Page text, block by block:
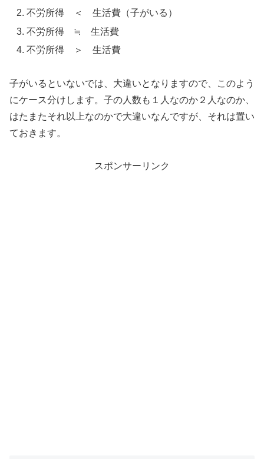
不労所得 ＜ 生活費（子がいる）
不労所得 ≒ 生活費
不労所得 ＞ 生活費
子がいるといないでは、大違いとなりますので、このよう
にケース分けします。子の人数も１人なのか２人なのか、
はたまたそれ以上なのかで大違いなんですが、それは置い
ておきます。
スポンサーリンク